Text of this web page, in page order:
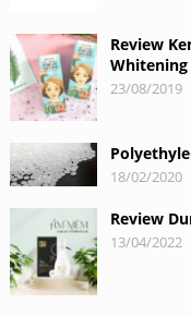
Review
Whitening
23/08/2019
18/02/2020
Review
13/04/2022